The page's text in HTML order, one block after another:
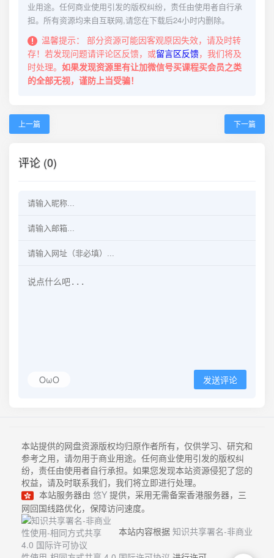
业用途。任何商业使用引发的版权纠纷，责任由使用者自行承
担。所有资源均来自互联网,请您在下载后24小时内删除。
温馨提示：
部分资源可能因客观原因失效，请及时转
存！若发现问题请评论区反馈，或留言区反馈，我们将及
时处理。 如果发现资源里有让加微信号买课程买会员之类
的全部无视，谨防上当受骗！
上一篇 下一篇
评论 (0)
OωO 发送评论
本站提供的网盘资源版权均归原作者所有，仅供学习、研究和
参考之用，请勿用于商业用途。任何商业使用引发的版权纠
纷，责任由使用者自行承担。如果您发现本站资源侵犯了您的
权益，请及时联系我们，我们将立即进行处理。
本站服务器由 悠Y 提供，采用无需备案香港服务器，三
网回国线路优化，保障访问速度。
本站内容根据 知识共享署名-非商业